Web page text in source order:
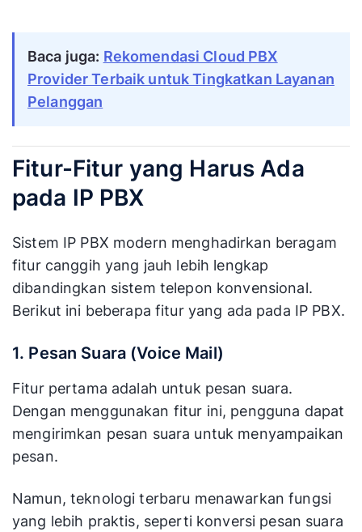
Baca juga: Rekomendasi Cloud PBX
Provider Terbaik untuk Tingkatkan Layanan
Pelanggan
Fitur-Fitur yang Harus Ada
pada IP PBX
Sistem IP PBX modern menghadirkan beragam
fitur canggih yang jauh lebih lengkap
dibandingkan sistem telepon konvensional.
Berikut ini beberapa fitur yang ada pada IP PBX.
1. Pesan Suara (Voice Mail)
Fitur pertama adalah untuk pesan suara.
Dengan menggunakan fitur ini, pengguna dapat
mengirimkan pesan suara untuk menyampaikan
pesan.
Namun, teknologi terbaru menawarkan fungsi
yang lebih praktis, seperti konversi pesan suara